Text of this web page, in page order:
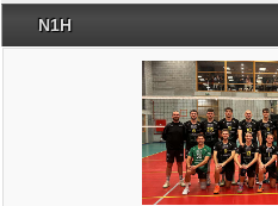
Les stages
Documents
N1H